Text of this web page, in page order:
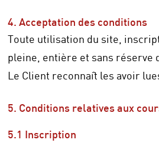
4. Acceptation des conditions
Toute utilisation du site,
pleine, entière et sans réserve
Le Client reconnaît les avoir
5. Conditions relatives aux
5.1 Inscription